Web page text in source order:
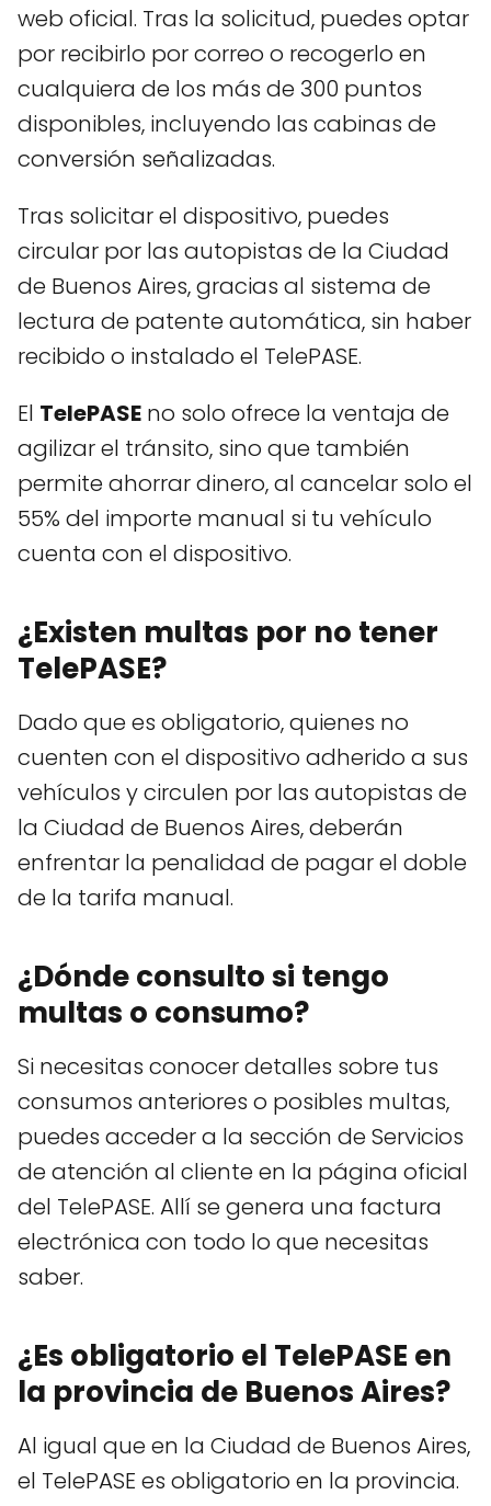
web oficial. Tras la solicitud, puedes optar
por recibirlo por correo o recogerlo en
cualquiera de los más de 300 puntos
disponibles, incluyendo las cabinas de
conversión señalizadas.
Tras solicitar el dispositivo, puedes
circular por las autopistas de la Ciudad
de Buenos Aires, gracias al sistema de
lectura de patente automática, sin haber
recibido o instalado el TelePASE.
El TelePASE no solo ofrece la ventaja de
agilizar el tránsito, sino que también
permite ahorrar dinero, al cancelar solo el
55% del importe manual si tu vehículo
cuenta con el dispositivo.
¿Existen multas por no tener
TelePASE?
Dado que es obligatorio, quienes no
cuenten con el dispositivo adherido a sus
vehículos y circulen por las autopistas de
la Ciudad de Buenos Aires, deberán
enfrentar la penalidad de pagar el doble
de la tarifa manual.
¿Dónde consulto si tengo
multas o consumo?
Si necesitas conocer detalles sobre tus
consumos anteriores o posibles multas,
puedes acceder a la sección de Servicios
de atención al cliente en la página oficial
del TelePASE. Allí se genera una factura
electrónica con todo lo que necesitas
saber.
¿Es obligatorio el TelePASE en
la provincia de Buenos Aires?
Al igual que en la Ciudad de Buenos Aires,
el TelePASE es obligatorio en la provincia.